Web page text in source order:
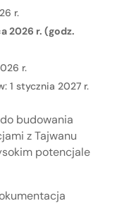
r.
2026 r. (godz.
r.
1 stycznia 2027 r.
budowania
z Tajwanu
potencjale